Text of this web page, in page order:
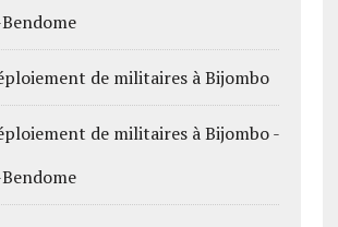
de militaires à Bijombo
de militaires à Bijombo -